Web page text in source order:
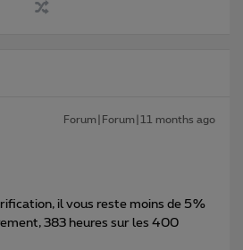
Forum|Forum|11 months ago
il vous reste moins de 5%
383 heures sur les 400